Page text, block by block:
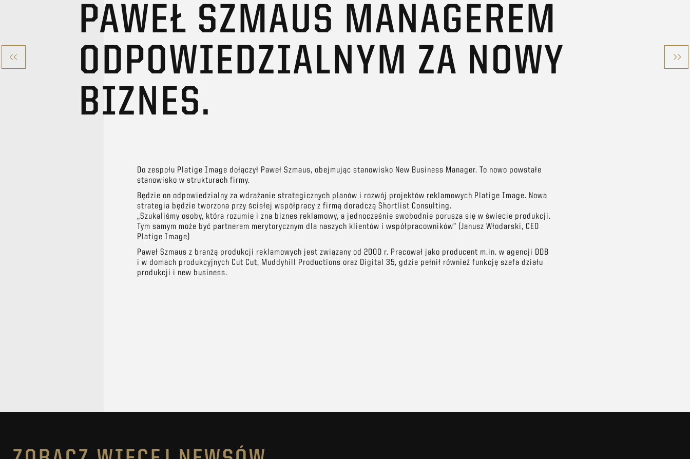
PAWEŁ SZMAUS MANAGEREM
ODPOWIEDZIALNYM ZA NOWY
BIZNES.
Do zespołu Platige Image dołączył Paweł Szmaus, obejmując stanowisko New Business Manager. To nowo powstałe
stanowisko w strukturach firmy.
Będzie on odpowiedzialny za wdrażanie strategicznych planów i rozwój projektów reklamowych Platige Image. Nowa
strategia będzie tworzona przy ścisłej współpracy z firmą doradczą Shortlist Consulting.
„Szukaliśmy osoby, która rozumie i zna biznes reklamowy, a jednocześnie swobodnie porusza się w świecie produkcji.
Tym samym może być partnerem merytorycznym dla naszych klientów i współpracowników” (Janusz Włodarski, CEO
Platige Image)
Paweł Szmaus z branżą produkcji reklamowych jest związany od 2000 r. Pracował jako producent m.in. w agencji DDB
i w domach produkcyjnych Cut Cut, Muddyhill Productions oraz Digital 35, gdzie pełnił również funkcję szefa działu
produkcji i new business.